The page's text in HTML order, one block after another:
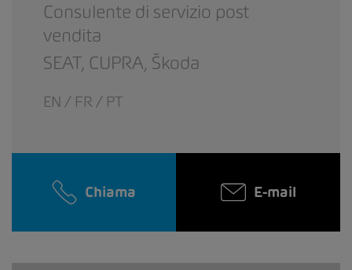
Consulente di servizio post
vendita
SEAT, CUPRA, Škoda
EN / FR / PT
Chiama E-mail